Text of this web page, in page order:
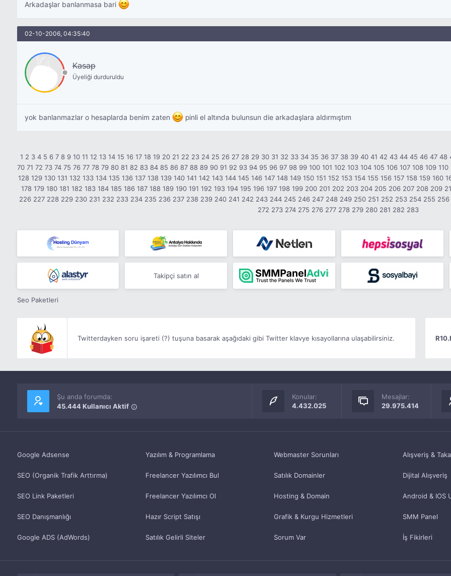
Arkadaşlar banlanmasa bari
02-10-2006, 04:35:40
Kasap
Üyeliği durduruldu
yok banlanmazlar o hesaplarda benim zaten pinli el altında bulunsun die arkadaşlara aldırmıştım
1 2 3 4 5 6 7 8 9 10 11 12 13 14 15 16 17 18 19 20 21 22 23 24 25 26 27 28 29 30 31 32 33 34 35 36 37 38 39 40 41 42 43 44 45 46 47 48
70 71 72 73 74 75 76 77 78 79 80 81 82 83 84 85 86 87 88 89 90 91 92 93 94 95 96 97 98 99 100 101 102 103 104 105 106 107 108 109 110
128 129 130 131 132 133 134 135 136 137 138 139 140 141 142 143 144 145 146 147 148 149 150 151 152 153 154 155 156 157 158 159 160
178 179 180 181 182 183 184 185 186 187 188 189 190 191 192 193 194 195 196 197 198 199 200 201 202 203 204 205 206 207 208 209
226 227 228 229 230 231 232 233 234 235 236 237 238 239 240 241 242 243 244 245 246 247 248 249 250 251 252 253 254 255 256
272 273 274 275 276 277 278 279 280 281 282 283
Takipçi satın al
Seo Paketleri
Twitterdayken soru işareti (?) tuşuna basarak aşağıdaki gibi Twitter klavye kısayollarına ulaşabilirsiniz.
Şu anda forumda:
45.444 Kullanıcı Aktif
Konular:
4.432.025
Mesajlar:
29.975.414
Google Adsense
SEO (Organik Trafik Arttırma)
SEO Link Paketleri
SEO Danışmanlığı
Google ADS (AdWords)
Yazılım & Programlama
Freelancer Yazılımcı Bul
Freelancer Yazılımcı Ol
Hazır Script Satışı
Satılık Gelirli Siteler
Webmaster Sorunları
Satılık Domainler
Hosting & Domain
Grafik & Kurgu Hizmetleri
Sorum Var
Alışveriş &
Dijital Alışveriş
Android & IOS
SMM Panel
İş Fikirleri